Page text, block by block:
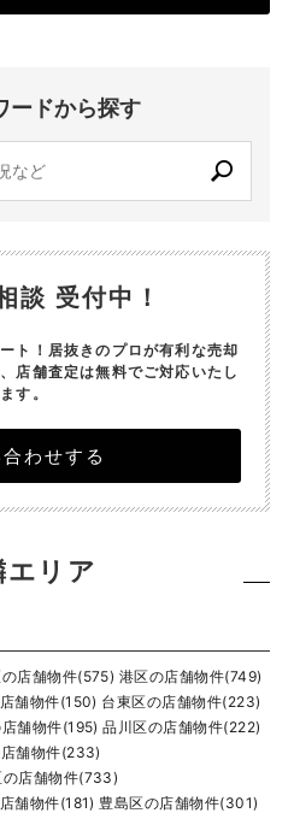
ードから探す
談 受付中！
ト！居抜きのプロが有利な売却
店舗査定は無料でご対応いたし
ます。
わせする
エリア
店舗物件(575) 港区の店舗物件(749)
舗物件(150) 台東区の店舗物件(223)
舗物件(195) 品川区の店舗物件(222)
舗物件(233)
の店舗物件(733)
舗物件(181) 豊島区の店舗物件(301)